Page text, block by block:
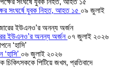
সংঘর্ষে যুবক নিহত, আহত ১৫ ০৯ জুলাই
ইউএনও’র অনন্য অর্জন ০৭ জুলাই ২০২৬
০৬ জুলাই ২০২৬